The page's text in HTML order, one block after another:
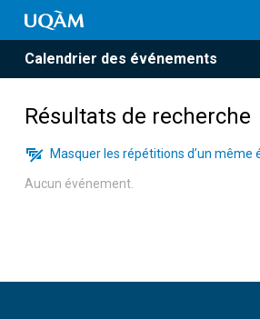
Calendrier des événements
Résultats de recherche
Masquer les répétitions d’un même
Aucun événement.